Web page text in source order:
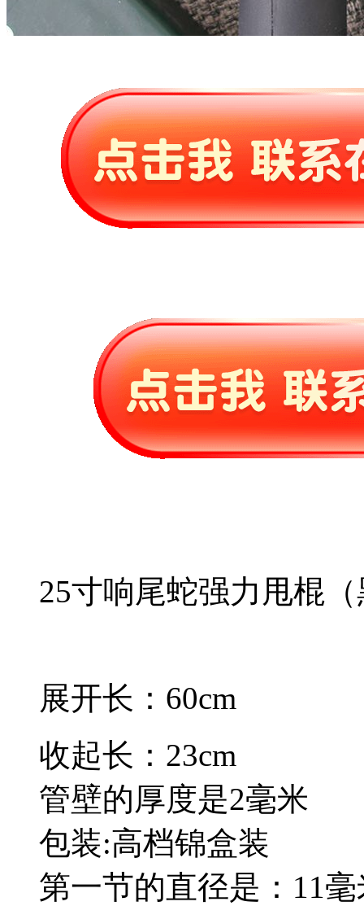
25寸响尾蛇强力甩棍
展开长：60cm
收起长：23cm
管壁的厚度是2毫米
包装:高档锦盒装
第一节的直径是：11